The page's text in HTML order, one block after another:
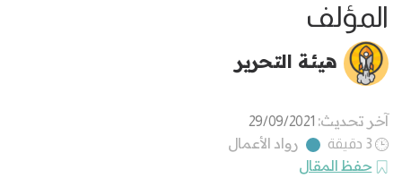
المؤلف
هيئة التحرير
آخر تحديث: 29/09/2021
3 دقيقة
رواد الأعمال
حفظ المقال